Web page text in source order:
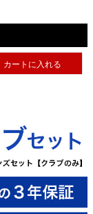
カートに入れる